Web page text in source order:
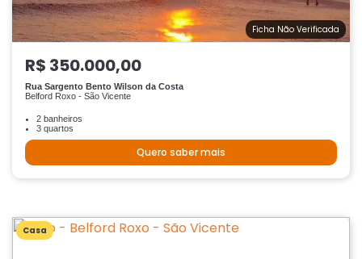
Ficha Não Verificada
R$ 350.000,00
Rua Sargento Bento Wilson da Costa
Belford Roxo - São Vicente
2 banheiros
3 quartos
Quero saber mais
Casa